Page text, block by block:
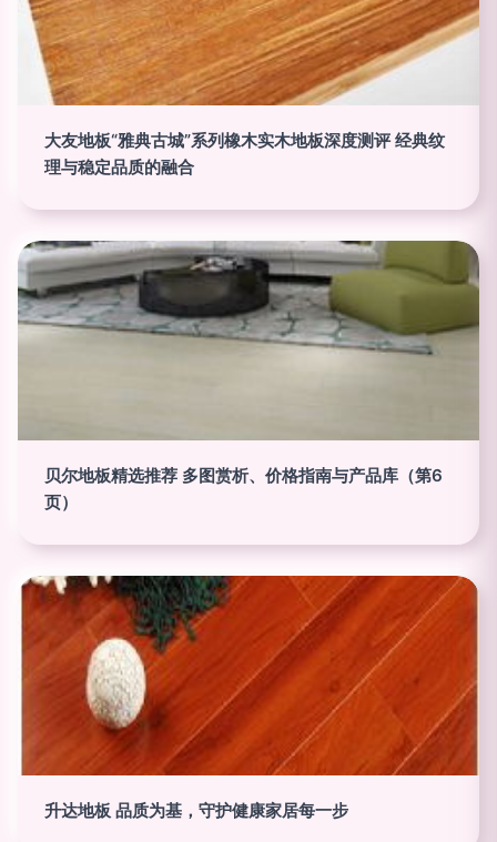
大友地板“雅典古城”系列橡木实木地板深度测评 经典纹
理与稳定品质的融合
贝尔地板精选推荐 多图赏析、价格指南与产品库（第6
页）
升达地板 品质为基，守护健康家居每一步